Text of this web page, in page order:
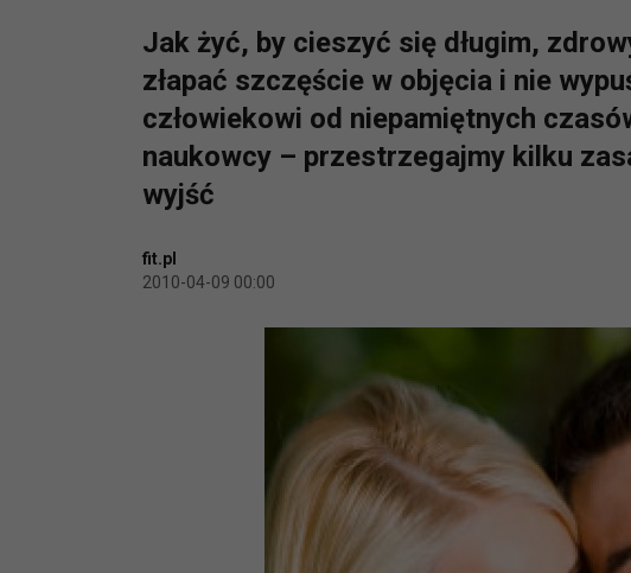
Jak żyć, by cieszyć się długim,
złapać szczęście w objęcia i nie
człowiekowi od niepamiętnych
naukowcy – przestrzegajmy kilku
wyjść
fit.pl
2010-04-09 00:00